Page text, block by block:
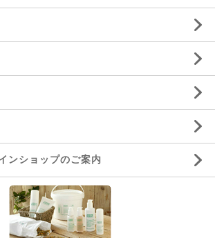
ンショップのご案内